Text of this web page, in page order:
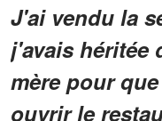
J'ai vendu la
j'avais héritée
mère pour
ouvrir le